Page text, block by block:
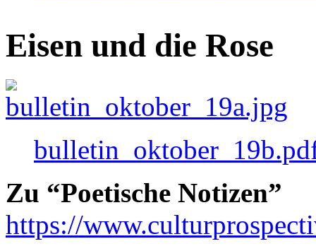
Eisen und die Rose
Zu “Poetische Notizen”
https://